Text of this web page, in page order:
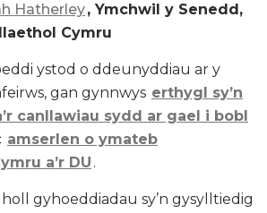
Hatherley, Ymchwil y Senedd,
Cymru
ystod o ddeunyddiau ar y
gan gynnwys erthygl sy’n
canllawiau sydd ar gael i bobl
amserlen o ymateb
a’r DU .
gyhoeddiadau sy’n gysylltiedig